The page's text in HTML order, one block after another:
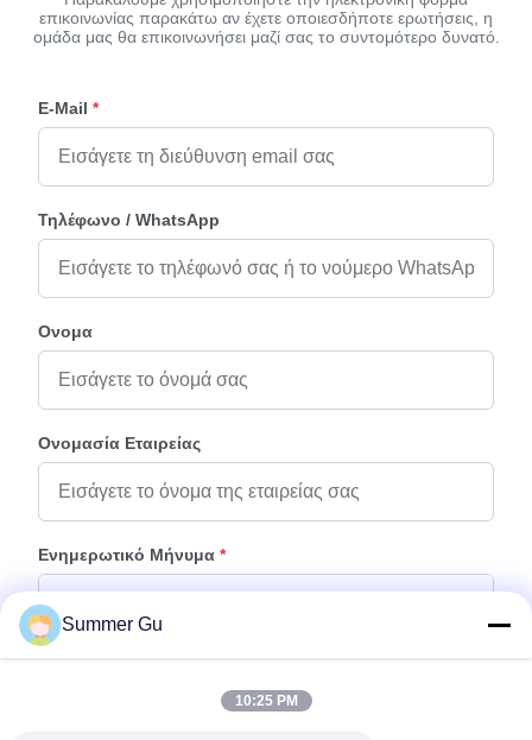
επικοινωνίας παρακάτω αν έχετε οποιεσδήποτε ερωτήσεις, η
ομάδα μας θα επικοινωνήσει μαζί σας το συντομότερο δυνατό.
E-Mail *
Τηλέφωνο / WhatsApp
Ονομα
Ονομασία Εταιρείας
Ενημερωτικό Μήνυμα *
Summer Gu
10:25 PM